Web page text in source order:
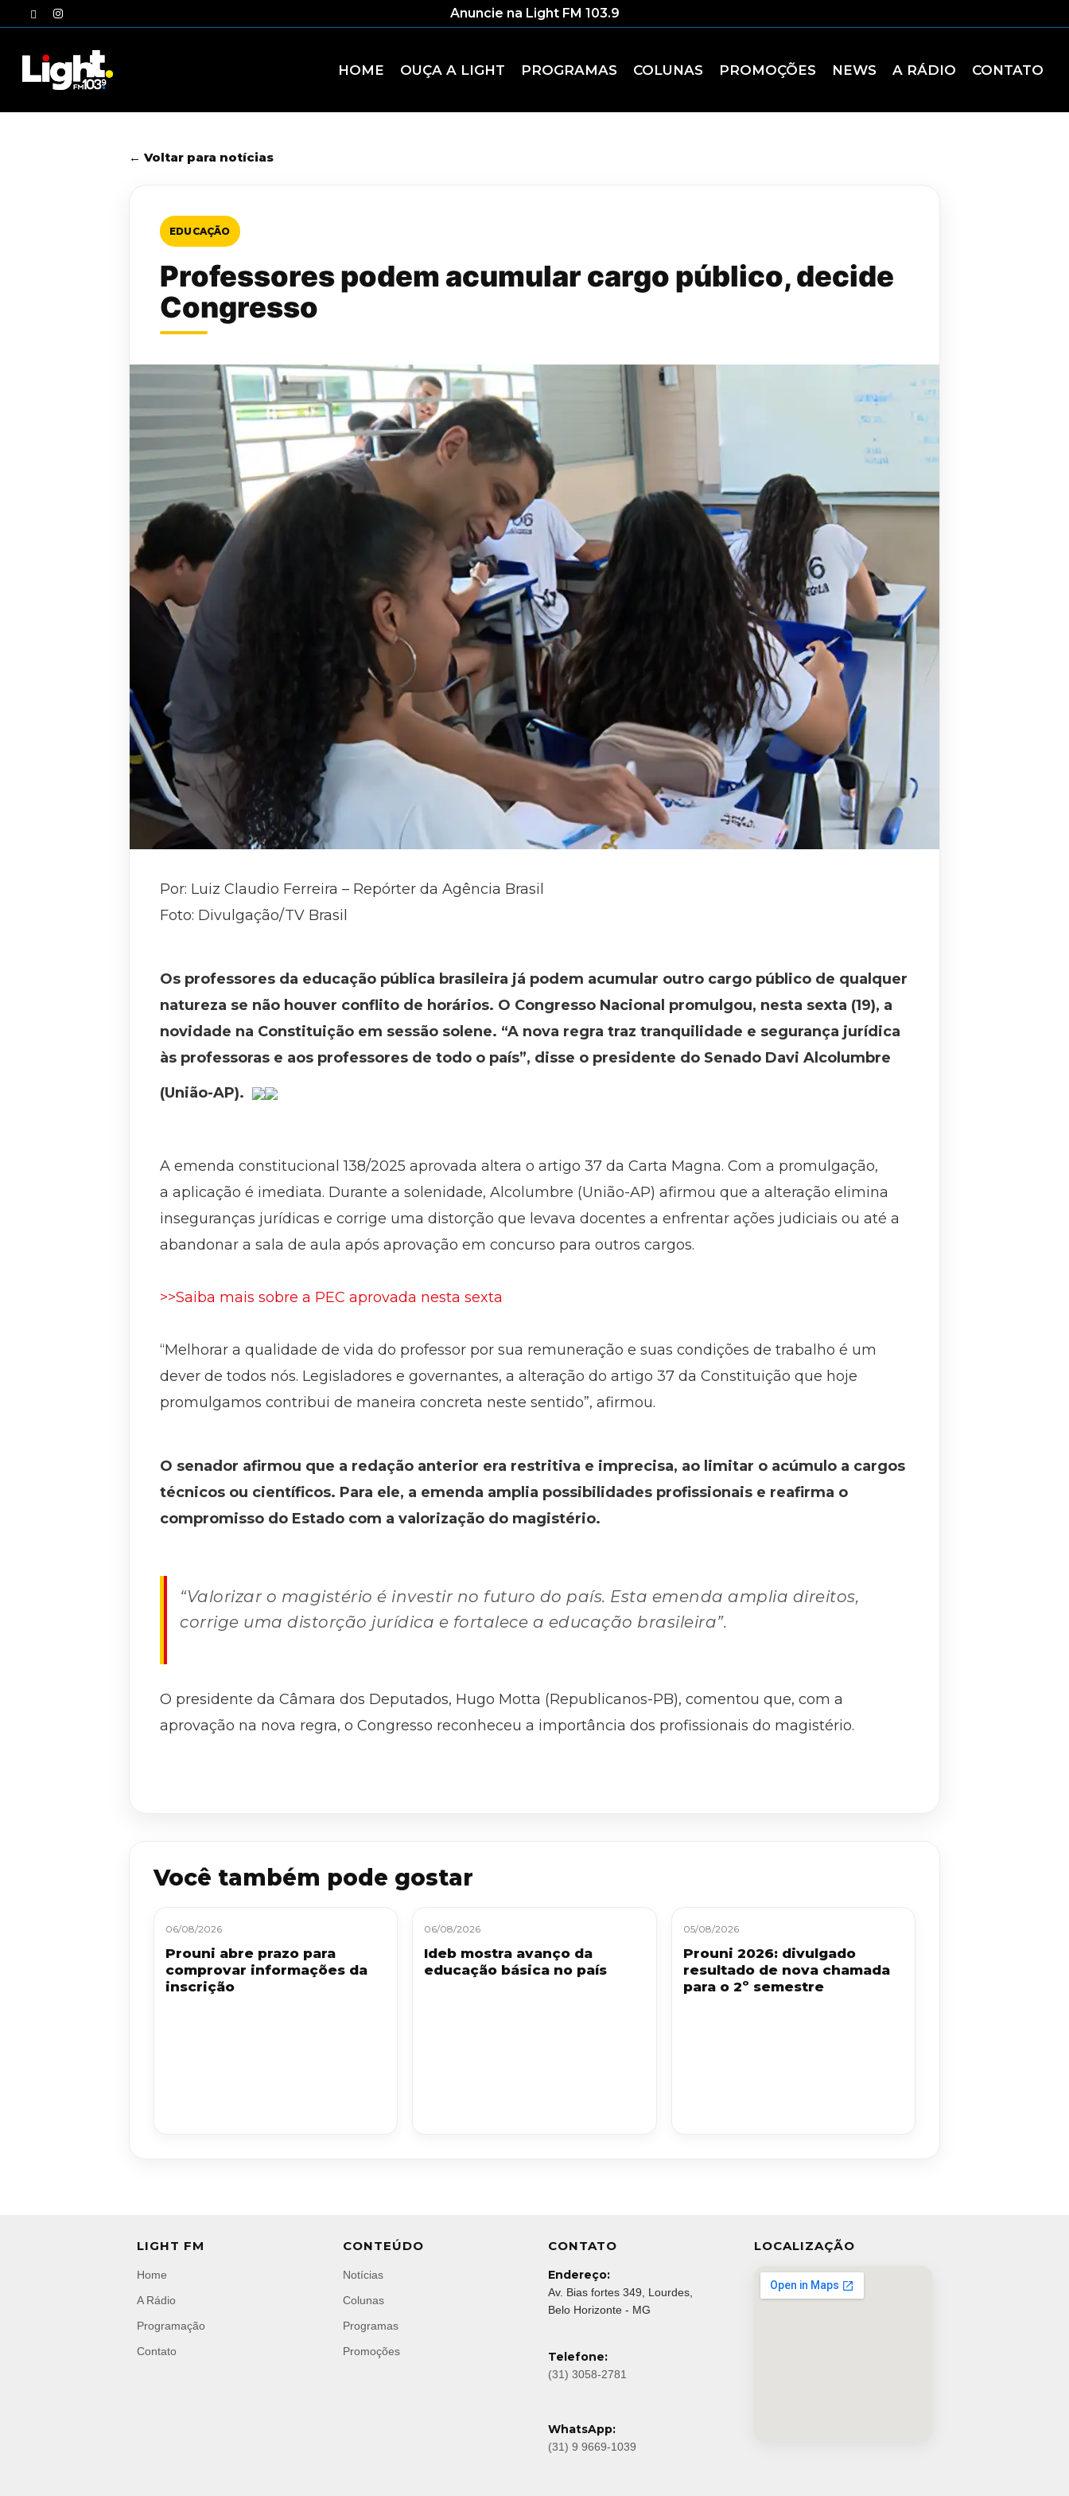
to
twitterinstagram Anuncie na Light FM 103.9
HOME OUÇA A LIGHT PROGRAMAS COLUNAS PROMOÇÕES NEWS A RÁDIO CONTATO
← Voltar para notícias
EDUCAÇÃO
Professores podem acumular cargo público, decide
Congresso
Por: Luiz Claudio Ferreira – Repórter da Agência Brasil
Foto: Divulgação/TV Brasil
Os professores da educação pública brasileira já podem acumular outro cargo público de qualquer
natureza se não houver conflito de horários. O Congresso Nacional promulgou, nesta sexta (19), a
novidade na Constituição em sessão solene. “A nova regra traz tranquilidade e segurança jurídica
às professoras e aos professores de todo o país”, disse o presidente do Senado Davi Alcolumbre
(União-AP).
A emenda constitucional 138/2025 aprovada altera o artigo 37 da Carta Magna. Com a promulgação,
a aplicação é imediata. Durante a solenidade, Alcolumbre (União-AP) afirmou que a alteração elimina
inseguranças jurídicas e corrige uma distorção que levava docentes a enfrentar ações judiciais ou até a
abandonar a sala de aula após aprovação em concurso para outros cargos.
>>Saiba mais sobre a PEC aprovada nesta sexta
“Melhorar a qualidade de vida do professor por sua remuneração e suas condições de trabalho é um
dever de todos nós. Legisladores e governantes, a alteração do artigo 37 da Constituição que hoje
promulgamos contribui de maneira concreta neste sentido”, afirmou.
O senador afirmou que a redação anterior era restritiva e imprecisa, ao limitar o acúmulo a cargos
técnicos ou científicos. Para ele, a emenda amplia possibilidades profissionais e reafirma o
compromisso do Estado com a valorização do magistério.
“Valorizar o magistério é investir no futuro do país. Esta emenda amplia direitos,
corrige uma distorção jurídica e fortalece a educação brasileira”.
O presidente da Câmara dos Deputados, Hugo Motta (Republicanos-PB), comentou que, com a
aprovação na nova regra, o Congresso reconheceu a importância dos profissionais do magistério.
Você também pode gostar
06/08/2026
Prouni abre prazo para
comprovar informações da
inscrição
06/08/2026
Ideb mostra avanço da
educação básica no país
05/08/2026
Prouni 2026: divulgado
resultado de nova chamada
para o 2º semestre
LIGHT FM
Home
A Rádio
Programação
Contato
CONTEÚDO
Notícias
Colunas
Programas
Promoções
CONTATO
Endereço:
Av. Bias fortes 349, Lourdes,
Belo Horizonte - MG
Telefone:
(31) 3058-2781
WhatsApp:
(31) 9 9669-1039
LOCALIZAÇÃO